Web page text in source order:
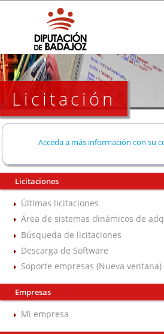
Licitación
Acceda a más información con su
Licitaciones
Últimas licitaciones
Área de sistemas dinámicos de
Búsqueda de licitaciones
Descarga de Software
Soporte empresas (Nueva ventana)
Empresas
Mi empresa